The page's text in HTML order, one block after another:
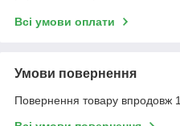
Всі умови оплати
Умови повернення
Повернення товару впродовж